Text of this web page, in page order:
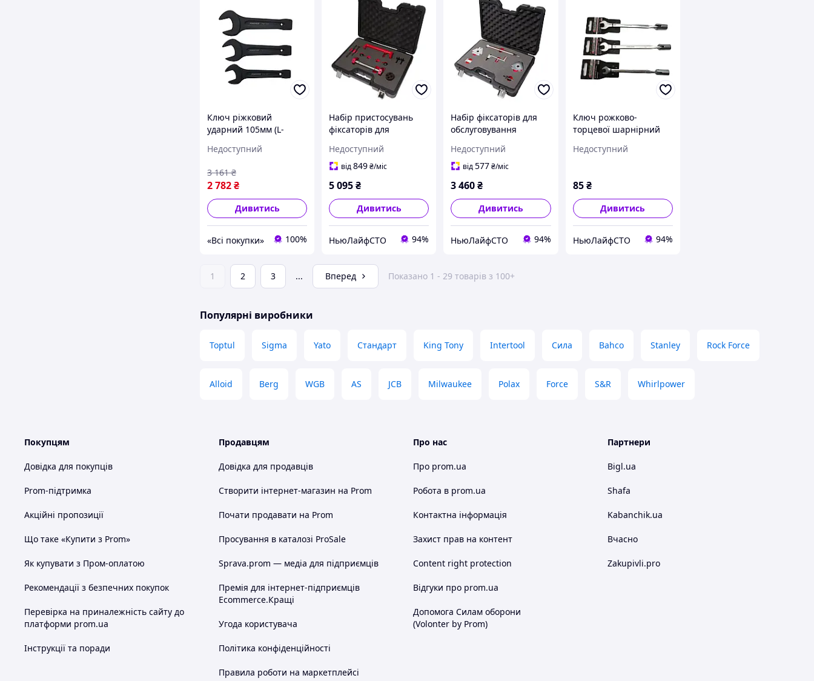
Ключ ріжковий
ударний 105мм (L-
791105
Недоступний
2 782₴
3 161 ₴
Дивитись
«Всі покупки» 100%
Набір пристосувань
фіксаторів для
двигунів BMW ( S 54)
Недоступний
від849₴/міс
5 095₴
Дивитись
НьюЛайфСТО 94%
Набір фіксаторів для
обслуговування
предметів (1.6 16v) у
кейсі Premium Forsage
Недоступний
від577₴/міс
3 460₴
Дивитись
НьюЛайфСТО 94%
Ключ рожково-
торцевої шарнірний
тримачі
Недоступний
85 ₴
Дивитись
НьюЛайфСТО 94%
1 2 3 ... Вперед Показано 1 - 29 товарів з 100+
Популярні виробники
Toptul Sigma Yato Стандарт King Tony Intertool Сила Bahco Stanley Rock Force
Alloid Berg WGB AS JCB Milwaukee Polax Force S&R Whirlpower
Покупцям
Довідка для покупців
Prom-підтримка
Акційні пропозиції
Що таке «Купити з Prom»
Як купувати з Пром-оплатою
Рекомендації з безпечних покупок
Перевірка на приналежність сайту до
платформи prom.ua
Інструкції та поради
Продавцям
Довідка для продавців
Створити інтернет-магазин на Prom
Почати продавати на Prom
Просування в каталозі ProSale
Sprava.prom — медіа для підприємців
Премія для інтернет-підприємців
Ecommerce.Кращі
Угода користувача
Політика конфіденційності
Правила роботи на маркетплейсі
Про нас
Про prom.ua
Робота в prom.ua
Контактна інформація
Захист прав на контент
Content right protection
Відгуки про prom.ua
Допомога Силам оборони
(Volonter by Prom)
Партнери
Bigl.ua
Shafa
Kabanchik.ua
Вчасно
Zakupivli.pro